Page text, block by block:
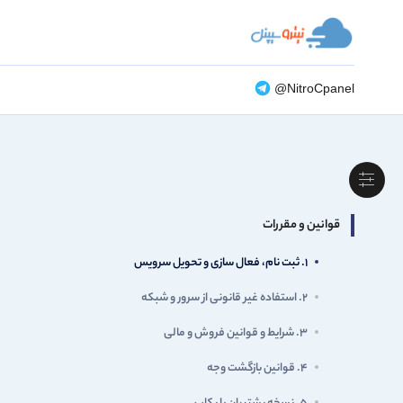
@NitroCpanel
قوانین و مقررات
۱. ثبت نام، فعال سازی و تحویل سرویس
۲. استفاده غیر قانونی از سرور و شبکه
۳. شرایط و قوانین فروش و مالی
۴. قوانین بازگشت وجه